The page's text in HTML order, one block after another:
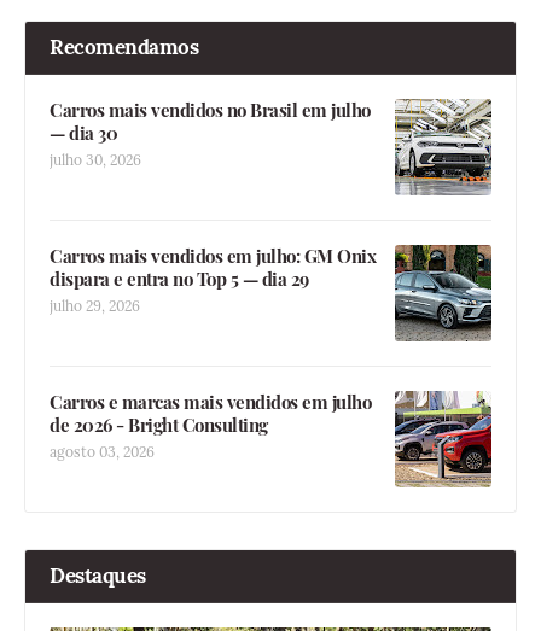
Recomendamos
Carros mais vendidos no Brasil em julho
— dia 30
julho 30, 2026
Carros mais vendidos em julho: GM Onix
dispara e entra no Top 5 — dia 29
julho 29, 2026
Carros e marcas mais vendidos em julho
de 2026 - Bright Consulting
agosto 03, 2026
Destaques